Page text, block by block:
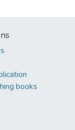
books